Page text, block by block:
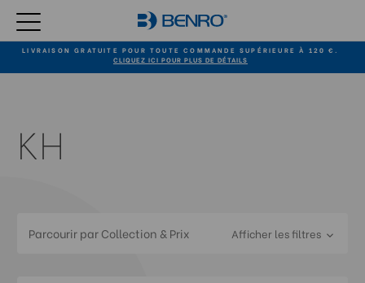
LIVRAISON GRATUITE POUR TOUTE COMMANDE SUPÉRIEURE À 120 €.
CLIQUEZ ICI POUR PLUS DE DÉTAILS
KH
Parcourir par Collection & Prix Afficher les filtres